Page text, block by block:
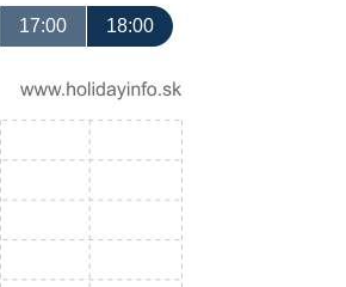
17:00 18:00